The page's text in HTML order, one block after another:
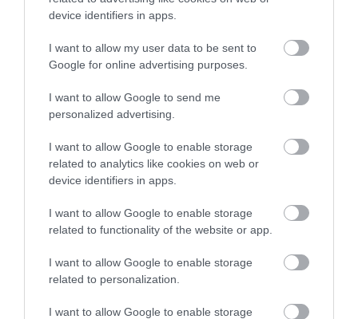
device identifiers in apps.
I want to allow my user data to be sent to
Google for online advertising purposes.
I want to allow Google to send me
personalized advertising.
I want to allow Google to enable storage
related to analytics like cookies on web or
device identifiers in apps.
I want to allow Google to enable storage
related to functionality of the website or app.
I want to allow Google to enable storage
related to personalization.
I want to allow Google to enable storage
Vége a fiatalok energiaitalozásának a
szigetországban
koffeintartalmú energiaitalt a 16 év alattiak. A tilalom az üzletekre,